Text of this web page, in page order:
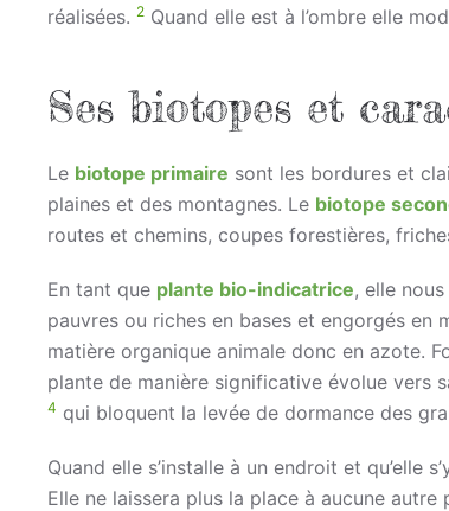
réalisées. 2 Quand elle est à l’ombre elle
Ses biotopes et
Le biotope primaire sont les bordures et
plaines et des montagnes. Le biotope
routes et chemins, coupes forestières,
En tant que plante bio-indicatrice, elle
pauvres ou riches en bases et engorgés en
matière organique animale donc en azote.
plante de manière significative évolue vers
4 qui bloquent la levée de dormance des
Quand elle s’installe à un endroit et qu’elle
Elle ne laissera plus la place à aucune